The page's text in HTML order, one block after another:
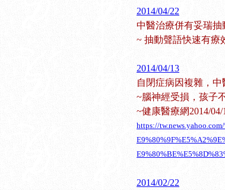
2014/04/22
中醫治療併有妥瑞抽
~ 抽動聲語快速有療
2014/04/13
自閉症病因複雜，中
~腦神經受損，孩子
~健康醫療網2014/
https://
2014/02/22